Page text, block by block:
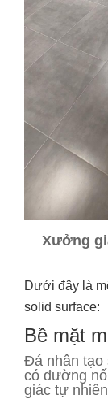
Xưởng
Dưới đây là
solid surface:
Bề mặt
Đá nhân tạo
có đường
giác tự